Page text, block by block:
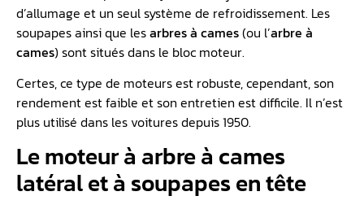
d’allumage et un seul système de refroidissement. Les
soupapes ainsi que lesarbres à cames(ou l’arbre à
cames) sont situés dans le bloc moteur.
Certes, ce type de moteurs est robuste, cependant, son
rendement est faible et son entretien est difficile. Il n’est
plus utilisé dans les voitures depuis 1950.
Le moteur à arbre à cames
latéral et à soupapes en tête